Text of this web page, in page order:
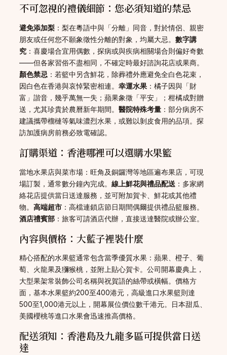
不可忽視的禮儀細節：您必須知道的禁忌
避免添加梨 ：梨在粵語中與「分離」同音，對於情侶、親密
朋友或任何您不願象徵性分離的對象，均屬大忌。 數字講
究 ：喜慶場合宜用偶數，探病或與疾病相關場合則偏好奇數
——但各家習俗不盡相同，不確定時最好諮詢花店或果商。
顏色禁忌 ：若籃中另含鮮花，除葬禮外應避免全白色花束，
因白色在香港與哀悼緊密相連。 幸運水果 ：橘子因與「財
富」諧音，幾乎萬無一失；蘋果象徵「平安」；柑橘成對贈
送，尤其珍貴於農曆新年期間。 醫院特殊考量 ：部分病房不
建議攜帶榴槤等氣味濃烈水果，或難以剝皮食用的品項。探
訪加護病房前務必致電確認。
訂購渠道：香港哪裡可以選購水果籃
當地水果店與菜市場：旺角及銅鑼灣等地區遍布果店，可現
場訂製，通常數分鐘內完成。 線上鮮花與禮品配送 ：多家網
絡花店提供當日送達服務，並可附加賀卡、鮮花或其他禮
物。 高端超市 ：高檔連鎖店節日期間偶爾提供禮品籃服務。
酒店禮賓部 ：旅客可請酒店代辦，直接送達醫院或辦公室。
內容與價格：大藍子裡裝什麼
精心搭配的水果籃通常包含當季優質水果：蘋果、橙子、葡
萄、火龍果及獼猴桃，並附上貼心賀卡。公司開幕慶典上，
大型果架常裝飾公司名稱與祝賀語的絲帶或橫幅。價格方
面，基本水果籃約200至400港元，高級進口水果籃則達
500至1,000港元以上，開幕展位價位數千港元。日本甜瓜、
美國櫻桃等進口水果會迅速推高價格。
配送須知：香港島及九龍多區可提供當日送
達